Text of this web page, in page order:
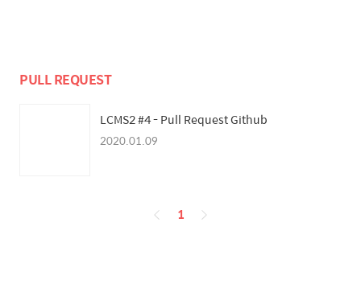
PULL REQUEST
LCMS2 #4 - Pull Request Github
2020.01.09
페
1